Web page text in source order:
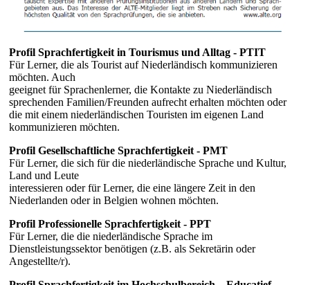
Profil Sprachfertigkeit in Tourismus und Alltag - PTIT
Für Lerner, die als Tourist auf Niederländisch kommunizieren
möchten. Auch
geeignet für Sprachenlerner, die Kontakte zu Niederländisch
sprechenden Familien/Freunden aufrecht erhalten möchten oder
die mit einem niederländischen Touristen im eigenen Land
kommunizieren möchten.
Profil Gesellschaftliche Sprachfertigkeit - PMT
Für Lerner, die sich für die niederländische Sprache und Kultur,
Land und Leute
interessieren oder für Lerner, die eine längere Zeit in den
Niederlanden oder in Belgien wohnen möchten.
Profil Professionelle Sprachfertigkeit - PPT
Für Lerner, die die niederländische Sprache im
Dienstleistungssektor benötigen (z.B. als Sekretärin oder
Angestellte/r).